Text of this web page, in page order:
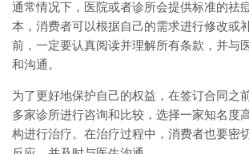
通常情况下，医院或者诊所会提供标准的祛
本，消费者可以根据自己的需求进行修改或
前，一定要认真阅读并理解所有条款，并与
和沟通。
为了更好地保护自己的权益，在签订合同之
多家诊所进行咨询和比较，选择一家知名度
构进行治疗。在治疗过程中，消费者也要密